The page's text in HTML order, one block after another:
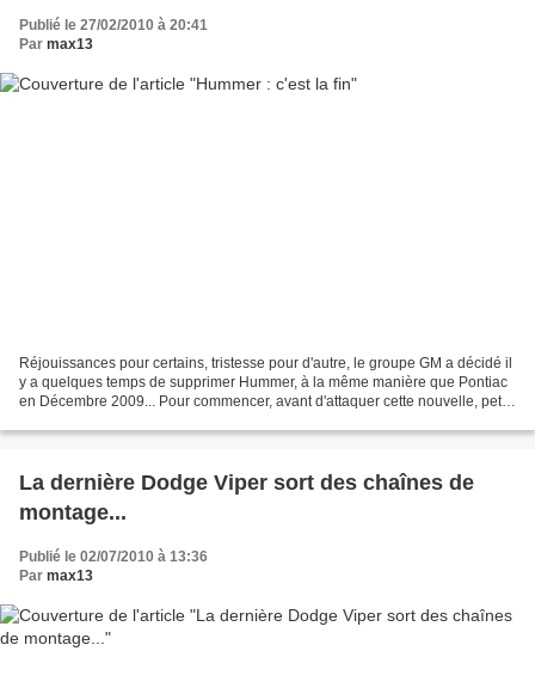
Publié le 27/02/2010 à 20:41
Par max13
Réjouissances pour certains, tristesse pour d'autre, le groupe GM a décidé il
y a quelques temps de supprimer Hummer, à la même manière que Pontiac
en Décembre 2009... Pour commencer, avant d'attaquer cette nouvelle, petit
La dernière Dodge Viper sort des chaînes de
montage...
Publié le 02/07/2010 à 13:36
Par max13